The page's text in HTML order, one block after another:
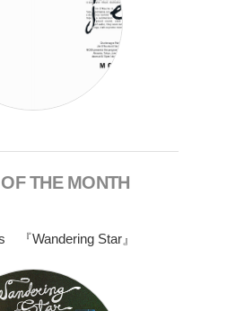
THE MONTH
『Wandering Star』